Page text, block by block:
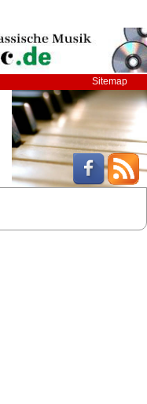
Sitemap